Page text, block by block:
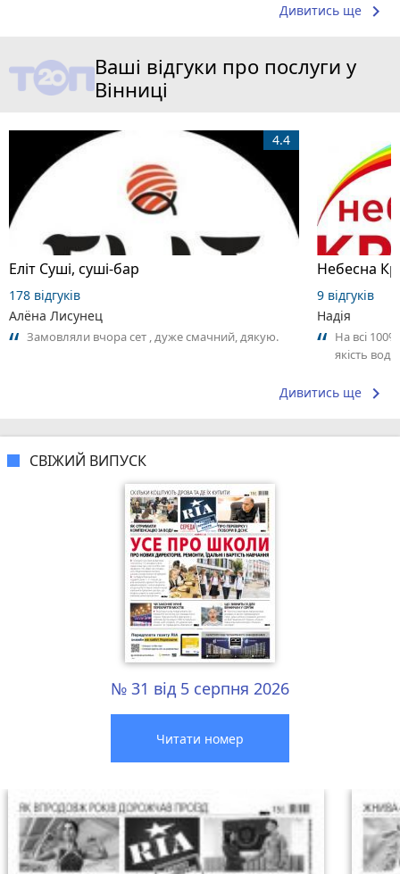
Дивитись ще keyboard_arrow_right
Ваші відгуки про послуги у
Вінниці
Еліт Суші, суші-бар
4.4
178 відгуків
Алёна Лисунец
Замовляли вчора сет , дуже смачний, дякую.
Небесна
9 відгуків
Надія
На всі
якість
Дивитись ще keyboard_arrow_right
СВІЖИЙ ВИПУСК
№ 31 від 5 серпня 2026
Читати номер